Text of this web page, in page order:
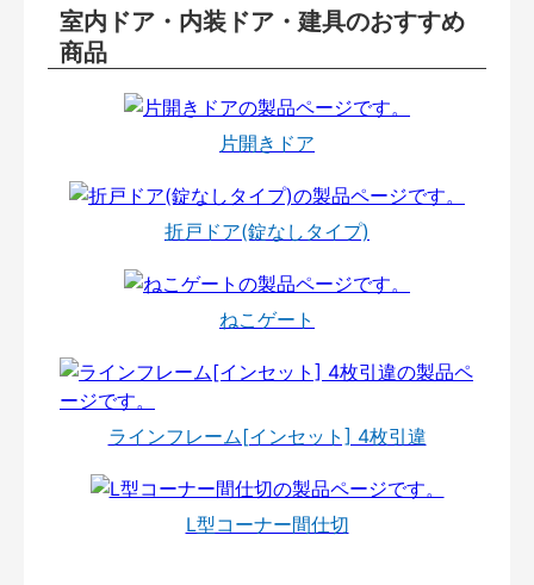
室内ドア・内装ドア・建具のおすすめ
商品
片開きドア
折戸ドア(錠なしタイプ)
ねこゲート
ラインフレーム[インセット] 4枚引違
L型コーナー間仕切